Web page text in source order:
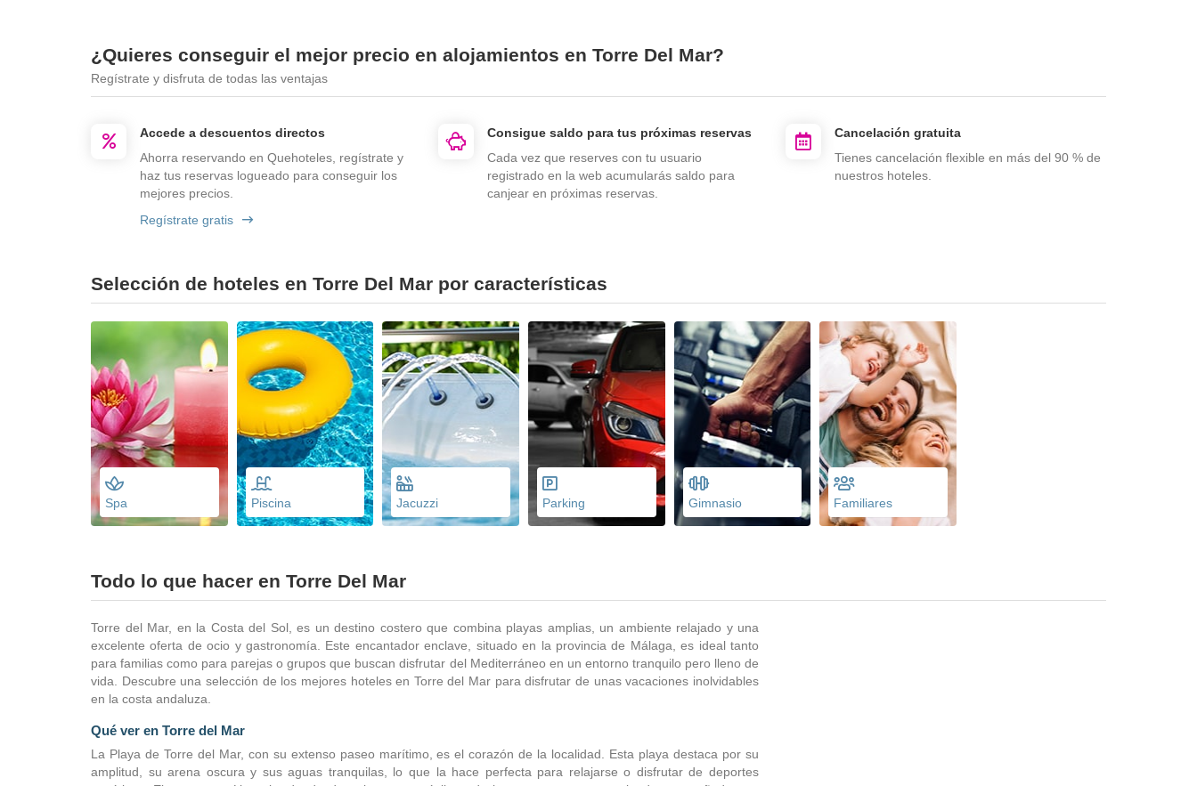
¿Quieres conseguir el mejor precio en alojamientos en Torre Del Mar?
Regístrate y disfruta de todas las ventajas
Accede a descuentos directos
Ahorra reservando en Quehoteles, regístrate y
haz tus reservas logueado para conseguir los
mejores precios.
Regístrate gratis
Consigue saldo para tus próximas reservas
Cada vez que reserves con tu usuario
registrado en la web acumularás saldo para
canjear en próximas reservas.
Cancelación gratuita
Tienes cancelación flexible en más del 90 % de
nuestros hoteles.
Selección de hoteles en Torre Del Mar por características
Spa Piscina Jacuzzi Parking Gimnasio Familiares
Todo lo que hacer en Torre Del Mar
Torre del Mar, en la Costa del Sol, es un destino costero que combina playas amplias, un ambiente relajado y una
excelente oferta de ocio y gastronomía. Este encantador enclave, situado en la provincia de Málaga, es ideal tanto
para familias como para parejas o grupos que buscan disfrutar del Mediterráneo en un entorno tranquilo pero lleno de
vida. Descubre una selección de los mejores hoteles en Torre del Mar para disfrutar de unas vacaciones inolvidables
en la costa andaluza.
Qué ver en Torre del Mar
La Playa de Torre del Mar, con su extenso paseo marítimo, es el corazón de la localidad. Esta playa destaca por su
amplitud, su arena oscura y sus aguas tranquilas, lo que la hace perfecta para relajarse o disfrutar de deportes